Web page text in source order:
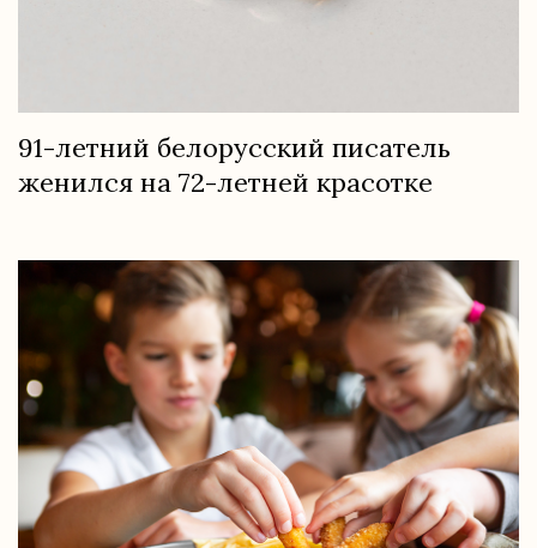
91-летний белорусский писатель
женился на 72-летней красотке